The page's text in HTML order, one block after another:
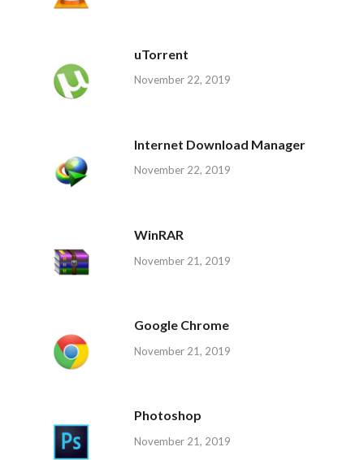
uTorrent
November 22, 2019
Internet Download Manager
November 22, 2019
WinRAR
November 21, 2019
Google Chrome
November 21, 2019
Photoshop
November 21, 2019